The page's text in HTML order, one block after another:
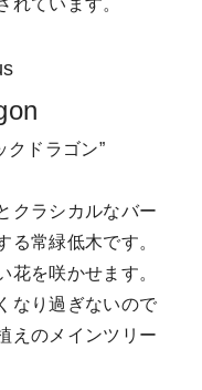
れています。
ドラゴン”
クラシカルなバー
る常緑低木です。
花を咲かせます。
なり過ぎないので
えのメインツリー